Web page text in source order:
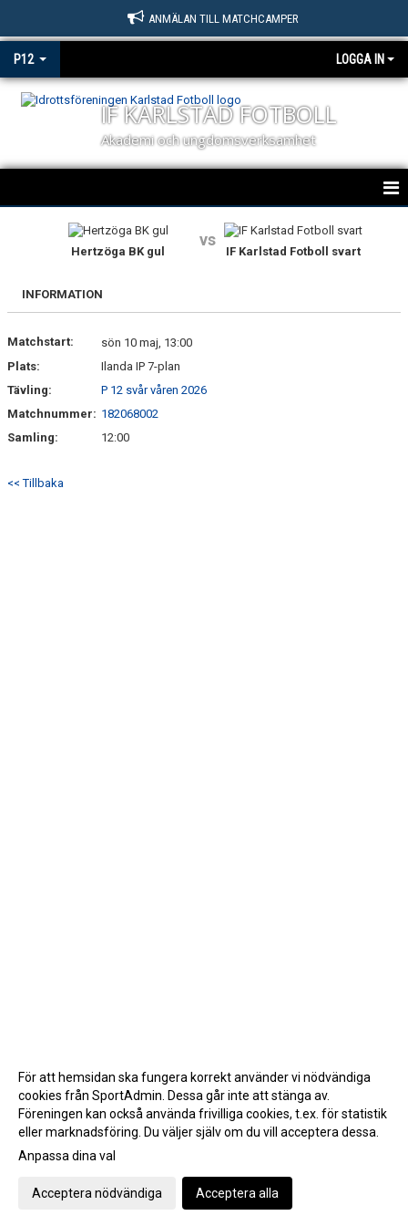
ANMÄLAN TILL MATCHCAMPER
P12 LOGGA IN
IF KARLSTAD FOTBOLL
Akademi och ungdomsverksamhet
KALENDER
MATCHER
BILDGALLERI
Hertzöga BK gul
vs
IF Karlstad Fotboll svart
INFORMATION
Matchstart:
sön 10 maj, 13:00
Plats:
Ilanda IP 7-plan
Tävling:
P 12 svår våren 2026
Matchnummer: 182068002
Samling:
12:00
<< Tillbaka
Gå till Webbversion
För att hemsidan ska fungera korrekt använder vi nödvändiga
cookies från SportAdmin. Dessa går inte att stänga av.
Föreningen kan också använda frivilliga cookies, t.ex. för statistik
eller marknadsföring. Du väljer själv om du vill acceptera dessa.
Anpassa dina val
Acceptera nödvändiga Acceptera alla